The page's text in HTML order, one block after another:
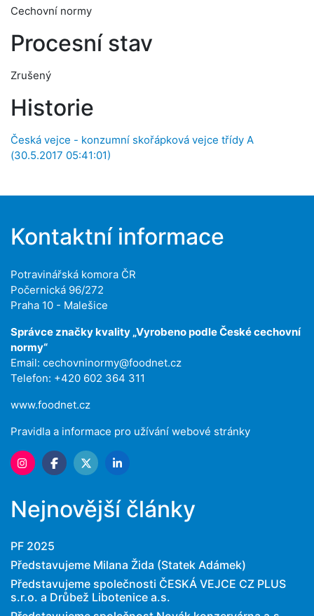
Cechovní normy
Procesní stav
Zrušený
Historie
Česká vejce - konzumní skořápková vejce třídy A
(30.5.2017 05:41:01)
Kontaktní informace
Potravinářská komora ČR
Počernická 96/272
Praha 10 - Malešice
Správce značky kvality „Vyrobeno podle České cechovní
normy“
Email: cechovninormy@foodnet.cz
Telefon: +420 602 364 311
www.foodnet.cz
Pravidla a informace pro užívání webové stránky
Nejnovější články
PF 2025
Představujeme Milana Žida (Statek Adámek)
Představujeme společnosti ČESKÁ VEJCE CZ PLUS
s.r.o. a Drůbež Libotenice a.s.